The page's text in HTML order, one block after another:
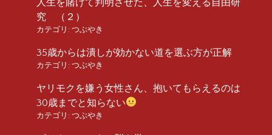
究 （２）
カテゴリ: つぶやき
35歳からは潰しが効かない道を選ぶ方が正解
カテゴリ: つぶやき
ヤリモクを嫌う女性さん、抱いてもらえるのは
30歳までと知らない
カテゴリ: つぶやき